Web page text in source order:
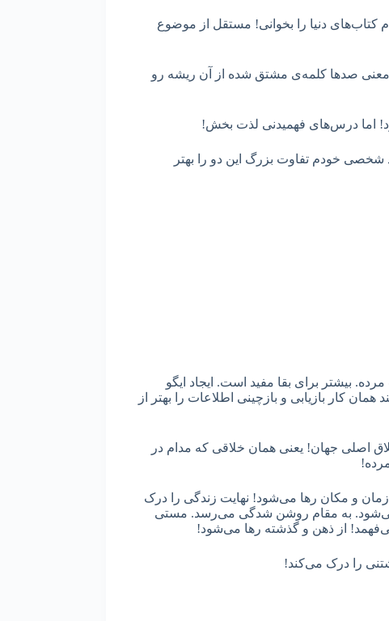
کتاب‌های دنیا را بخوانی! مستقل از موضوع
معنی صدها کلمه‌ی مشتق شده از آن ریشه رو
اما درس‌های فهمیدنی لذت بخش!
خودم تفاوت بزرگ این دو را بهتر
بیشتر برای بقا مفید است. ایجاد ایگو
کار بازیابی و بازچینی اطلاعات را بهتر از
جهان! یعنی همان خلاقی که مدام در
و مکان رها می‌شود! نهایت زندگی را درک
می‌شود. به مقام روشن شدگی می‌رسد. مستی
از ذهن و گذشته رها می‌شود!
را درک می‌کند!